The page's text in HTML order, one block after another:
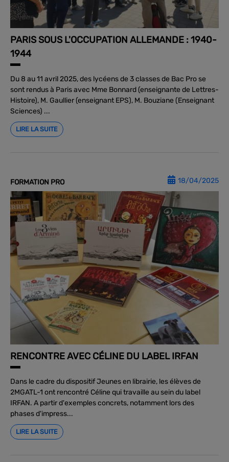
PARIS SOUS L'OCCUPATION ALLEMANDE : 1940-
1944
Du 8 au 11 avril 2025, des lycéens de 3 classes de Bac Pro se
sont rendus à Paris avec Mme Bonnard (enseignante de Lettres-
Histoire), M. Gaullier (enseignant EPS), M. Bouziane (Enseignant
Sciences) ...
LIRE LA SUITE
FORMATION PRO 18/04/2025
RENCONTRE AVEC CÉLINE DU LABEL IRFAN
Dans le cadre du dispositif Jeunes en librairie, les élèves de
2MGATL-1 ont rencontré Céline qui travaille au sein du label
IRFAN. A partir d'exemples concrets, notamment lors des
phases d'impress...
LIRE LA SUITE